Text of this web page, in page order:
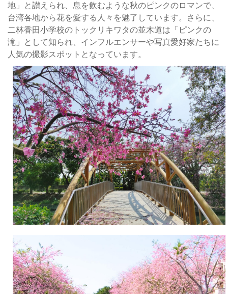
に
よ
り
異
な
る
場
合
が
あ
り
ま
す。
実
際
の
状
況
は
現
地
に
て
ご
の
ピ
ン
ク
の
が
ま
る
で
花
火
の
よ
う
に
木
全
体
地」と讃えられ、息を飲むような秋のピンクのロマンで、
台湾各地から花を愛する人々を魅了しています。さらに、
二林香田小学校のトックリキワタの並木道は「ピンクの
滝」として知られ、インフルエンサーや写真愛好家たちに
人気の撮影スポットとなっています。